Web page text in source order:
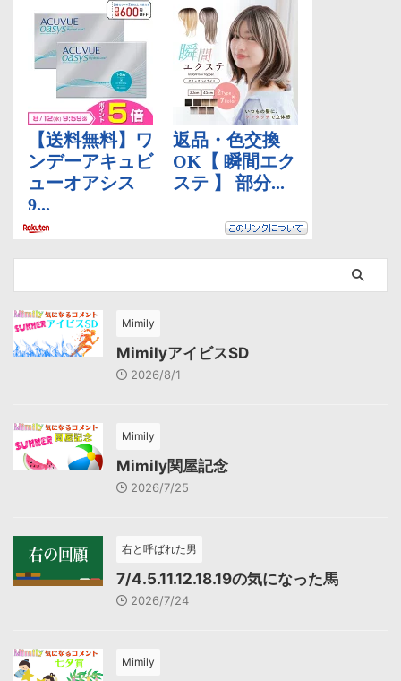
Mimily
MimilyアイビスSD
2026/8/1
Mimily
Mimily関屋記念
2026/7/25
右と呼ばれた男
7/4.5.11.12.18.19の気になった馬
2026/7/24
Mimily